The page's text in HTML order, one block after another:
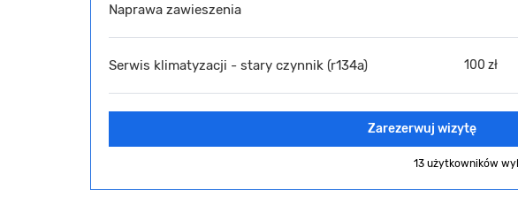
Naprawa zawieszenia
Serwis klimatyzacji - stary czynnik (r134a) 100 zł
Zarezerwuj wizytę
13 użytkowników